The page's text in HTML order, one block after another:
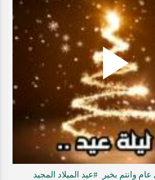
Play
وانتم بخير
#عيد الميلاد المجيد